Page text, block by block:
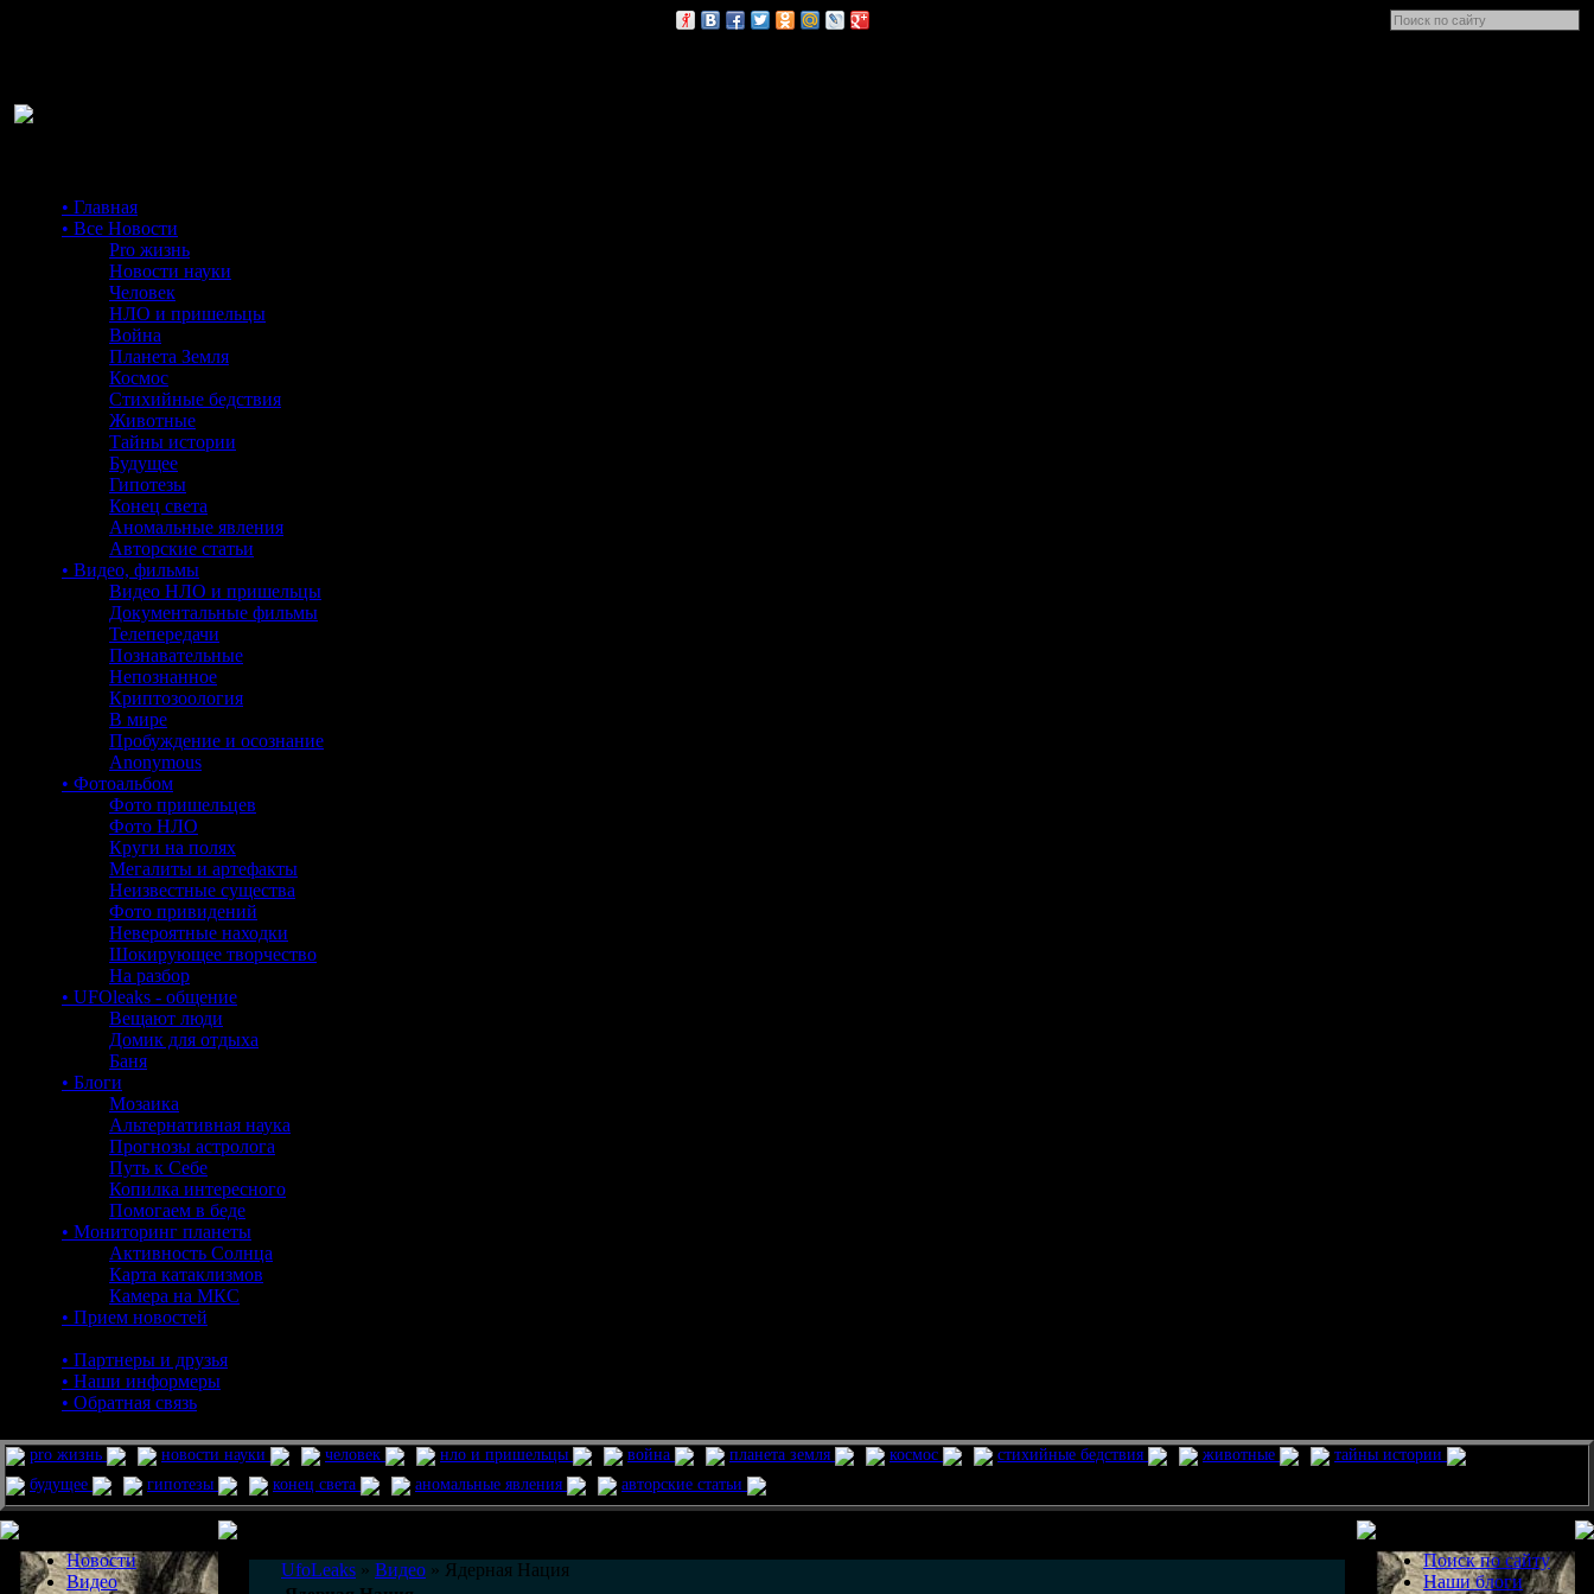
• Главная
• Все Новости
Pro жизнь
Новости науки
Человек
НЛО и пришельцы
Война
Планета Земля
Космос
Стихийные бедствия
Животные
Тайны истории
Будущее
Гипотезы
Конец света
Аномальные явления
Авторские статьи
• Видео, фильмы
Видео НЛО и пришельцы
Документальные фильмы
Телепередачи
Познавательные
Непознанное
Криптозоология
В мире
Пробуждение и осознание
Anonymous
• Фотоальбом
Фото пришельцев
Фото НЛО
Круги на полях
Мегалиты и артефакты
Неизвестные существа
Фото привидений
Невероятные находки
Шокирующее творчество
На разбор
• UFOleaks - общение
Вещают люди
Домик для отдыха
Баня
• Блоги
Мозаика
Альтернативная наука
Прогнозы астролога
Путь к Себе
Копилка интересного
Помогаем в беде
• Мониторинг планеты
Активность Солнца
Карта катаклизмов
Камера на МКС
• Прием новостей
• Партнеры и друзья
• Наши информеры
• Обратная связь
pro жизнь новости науки человек нло и пришельцы война планета земля космос стихийные бедствия животные
тайны истории
будущее
гипотезы конец света аномальные явления авторские статьи
Новости
Видео
UfoLeaks » Видео » Ядерная Нация
Поиск по сайту
Наши блоги